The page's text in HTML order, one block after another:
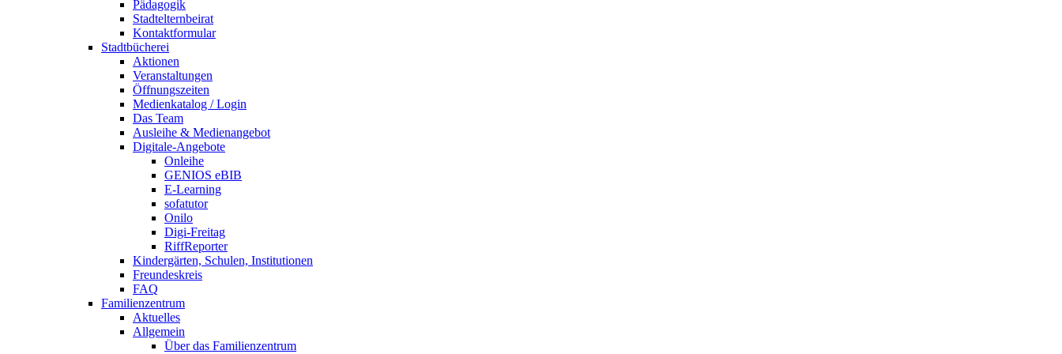
Pädagogik
Stadtelternbeirat
Kontaktformular
Stadtbücherei
Aktionen
Veranstaltungen
Öffnungszeiten
Medienkatalog / Login
Das Team
Ausleihe & Medienangebot
Digitale-Angebote
Onleihe
GENIOS eBIB
E-Learning
sofatutor
Onilo
Digi-Freitag
RiffReporter
Kindergärten, Schulen, Institutionen
Freundeskreis
FAQ
Familienzentrum
Aktuelles
Allgemein
Über das Familienzentrum